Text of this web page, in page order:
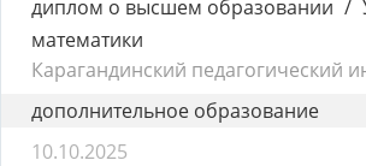
диплом о высшем образовании
математики
Карагандинский педагогический
дополнительное образование
10.10.2025